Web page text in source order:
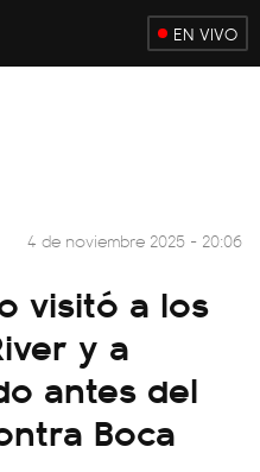
EN VIVO
4 de noviembre 2025 - 20:06
visitó a los
y a
antes del
Boca